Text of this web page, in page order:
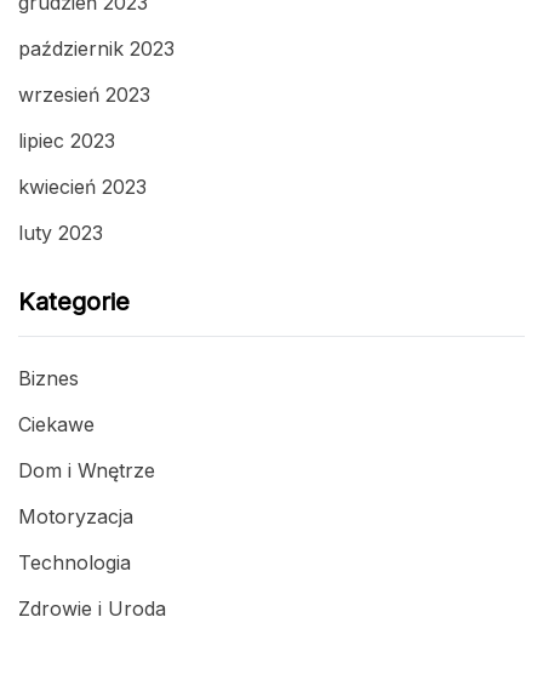
październik 2023
wrzesień 2023
lipiec 2023
kwiecień 2023
luty 2023
Kategorie
Biznes
Ciekawe
Dom i Wnętrze
Motoryzacja
Technologia
Zdrowie i Uroda